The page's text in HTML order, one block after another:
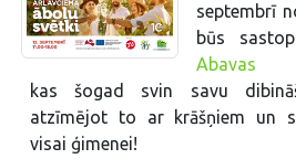
septembrī
būs
Abavas
kas šogad svin savu
atzīmējot to ar krāšņiem un
visai ģimenei!